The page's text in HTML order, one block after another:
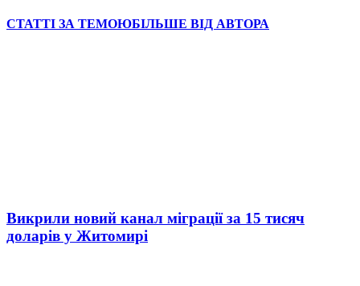
СТАТТІ ЗА ТЕМОЮБІЛЬШЕ ВІД АВТОРА
Викрили новий канал міграції за 15 тисяч
доларів у Житомирі